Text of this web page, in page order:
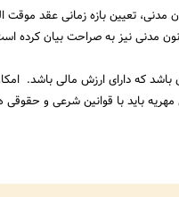
مدنی، تعیین بازه زمانی عقد موقت
مدنی نیز به صراحت بیان کرده
که دارای ارزش مالی باشد.
باید با قوانین شرعی و